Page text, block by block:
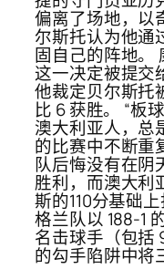
偏离了场地，以
尔斯托认为他通
固自己的阵地。
这一决定被提交
他裁定贝尔斯托
比 6 获胜。 “板
澳大利亚人，总
的比赛中不断重
队后悔没有在阴
胜利，而澳大利
斯的110分基础
格兰队以 188-1
名击球手（包括
的勾手陷阱中将